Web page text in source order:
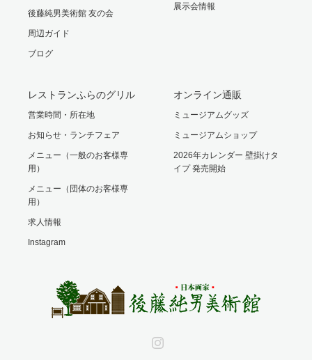
後藤純男美術館 友の会
周辺ガイド
ブログ
展示会情報
レストランふらのグリル
営業時間・所在地
お知らせ・ランチフェア
メニュー（一般のお客様専
用）
メニュー（団体のお客様専
用）
求人情報
Instagram
オンライン通販
ミュージアムグッズ
ミュージアムショップ
2026年カレンダー 壁掛けタ
イプ 発売開始